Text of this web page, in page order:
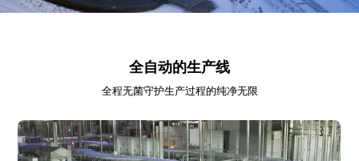
全自动的生产线
全程无菌守护生产过程的纯净无限